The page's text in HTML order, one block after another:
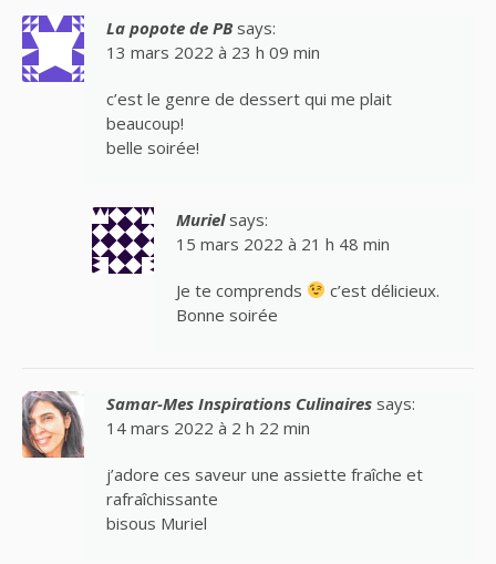
La popote de PB says:
13 mars 2022 à 23 h 09 min
c’est le genre de dessert qui me plait
beaucoup!
belle soirée!
Muriel says:
15 mars 2022 à 21 h 48 min
Je te comprends
c’est délicieux.
Bonne soirée
Samar-Mes Inspirations Culinaires says:
14 mars 2022 à 2 h 22 min
j’adore ces saveur une assiette fraîche et
rafraîchissante
bisous Muriel